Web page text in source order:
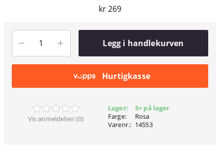
kr 269
Legg i handlekurven
Hurtigkasse
Vis anmeldelser (0)
Lager:
Farge:
Varenr.:
5+ på lager
Rosa
14553